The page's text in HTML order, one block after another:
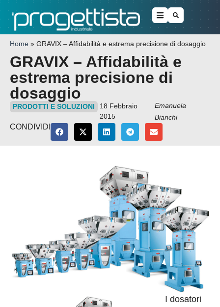
Home » GRAVIX – Affidabilità e estrema precisione di dosaggio
GRAVIX – Affidabilità e
estrema precisione di
dosaggio
PRODOTTI E SOLUZIONI
18 Febbraio
2015
Emanuela
Bianchi
CONDIVIDI
I dosatori